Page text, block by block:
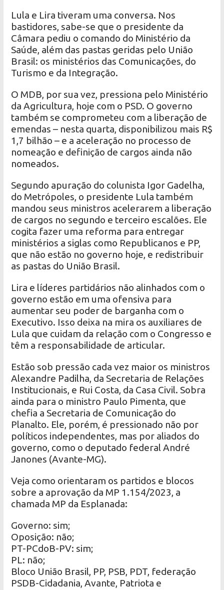
Lula e Lira tiveram uma conversa. Nos
bastidores, sabe-se que o presidente da
Câmara pediu o comando do Ministério da
Saúde, além das pastas geridas pelo União
Brasil: os ministérios das Comunicações, do
Turismo e da Integração.
O MDB, por sua vez, pressiona pelo Ministério
da Agricultura, hoje com o PSD. O governo
também se comprometeu com a liberação de
emendas – nesta quarta, disponibilizou mais R$
1,7 bilhão – e a aceleração no processo de
nomeação e definição de cargos ainda não
nomeados.
Segundo apuração do colunista Igor Gadelha,
do Metrópoles, o presidente Lula também
mandou seus ministros acelerarem a liberação
de cargos no segundo e terceiro escalões. Ele
cogita fazer uma reforma para entregar
ministérios a siglas como Republicanos e PP,
que não estão no governo hoje, e redistribuir
as pastas do União Brasil.
Lira e líderes partidários não alinhados com o
governo estão em uma ofensiva para
aumentar seu poder de barganha com o
Executivo. Isso deixa na mira os auxiliares de
Lula que cuidam da relação com o Congresso e
têm a responsabilidade de articular.
Estão sob pressão cada vez maior os ministros
Alexandre Padilha, da Secretaria de Relações
Institucionais, e Rui Costa, da Casa Civil. Sobra
ainda para o ministro Paulo Pimenta, que
chefia a Secretaria de Comunicação do
Planalto. Ele, porém, é pressionado não por
políticos independentes, mas por aliados do
governo, como o deputado federal André
Janones (Avante-MG).
Veja como orientaram os partidos e blocos
sobre a aprovação da MP 1.154/2023, a
chamada MP da Esplanada:
Governo: sim;
Oposição: não;
PT-PCdoB-PV: sim;
PL: não;
Bloco União Brasil, PP, PSB, PDT, federação
PSDB-Cidadania, Avante, Patriota e